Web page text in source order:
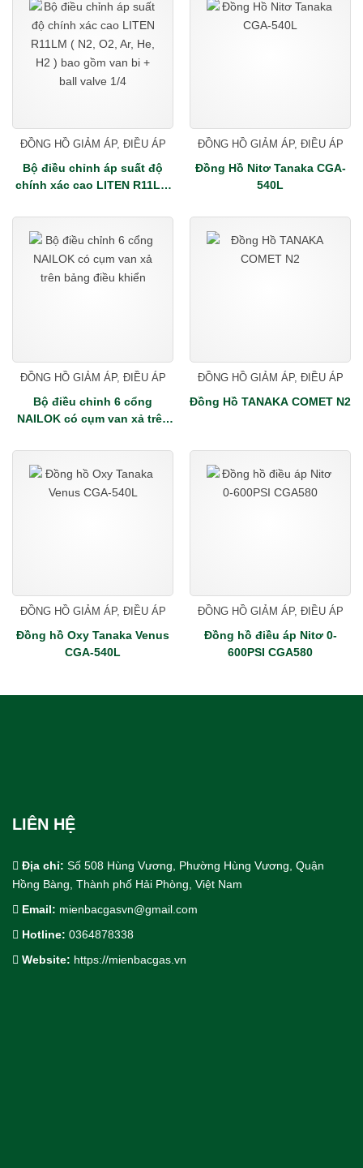
ĐỒNG HỒ GIẢM ÁP, ĐIỀU ÁP
Bộ điều chỉnh áp suất độ
chính xác cao LITEN R11LM
gồm van bi + ball valve
1/4"OD kết nối ra 1/4"OD
ĐỒNG HỒ GIẢM ÁP, ĐIỀU ÁP
Đồng Hồ Nitơ Tanaka CGA-
540L
ĐỒNG HỒ GIẢM ÁP, ĐIỀU ÁP
Bộ điều chỉnh 6 cổng
NAILOK có cụm van xả trên
ĐỒNG HỒ GIẢM ÁP, ĐIỀU ÁP
Đồng Hồ TANAKA COMET N2
ĐỒNG HỒ GIẢM ÁP, ĐIỀU ÁP
Đồng hồ Oxy Tanaka Venus
CGA-540L
ĐỒNG HỒ GIẢM ÁP, ĐIỀU ÁP
Đồng hồ điều áp Nitơ 0-
600PSI CGA580
LIÊN HỆ
Địa chỉ: Số 508 Hùng Vương, Phường Hùng Vương, Quận
Hồng Bàng, Thành phố Hải Phòng, Việt Nam
Email: mienbacgasvn@gmail.com
Hotline: 0364878338
Website: https://mienbacgas.vn
Cho Thuê bồn trạm khí công nghiệp